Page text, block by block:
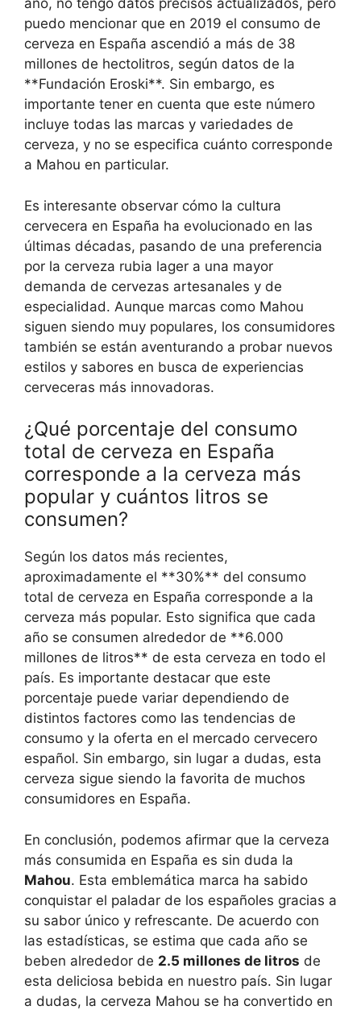
año, no tengo datos precisos actualizados, pero
puedo mencionar que en 2019 el consumo de
cerveza en España ascendió a más de 38
millones de hectolitros, según datos de la
**Fundación Eroski**. Sin embargo, es
importante tener en cuenta que este número
incluye todas las marcas y variedades de
cerveza, y no se especifica cuánto corresponde
a Mahou en particular.
Es interesante observar cómo la cultura
cervecera en España ha evolucionado en las
últimas décadas, pasando de una preferencia
por la cerveza rubia lager a una mayor
demanda de cervezas artesanales y de
especialidad. Aunque marcas como Mahou
siguen siendo muy populares, los consumidores
también se están aventurando a probar nuevos
estilos y sabores en busca de experiencias
cerveceras más innovadoras.
¿Qué porcentaje del consumo
total de cerveza en España
corresponde a la cerveza más
popular y cuántos litros se
consumen?
Según los datos más recientes,
aproximadamente el **30%** del consumo
total de cerveza en España corresponde a la
cerveza más popular. Esto significa que cada
año se consumen alrededor de **6.000
millones de litros** de esta cerveza en todo el
país. Es importante destacar que este
porcentaje puede variar dependiendo de
distintos factores como las tendencias de
consumo y la oferta en el mercado cervecero
español. Sin embargo, sin lugar a dudas, esta
cerveza sigue siendo la favorita de muchos
consumidores en España.
En conclusión, podemos afirmar que la cerveza
más consumida en España es sin duda la
Mahou. Esta emblemática marca ha sabido
conquistar el paladar de los españoles gracias a
su sabor único y refrescante. De acuerdo con
las estadísticas, se estima que cada año se
beben alrededor de 2.5 millones de litros de
esta deliciosa bebida en nuestro país. Sin lugar
a dudas, la cerveza Mahou se ha convertido en